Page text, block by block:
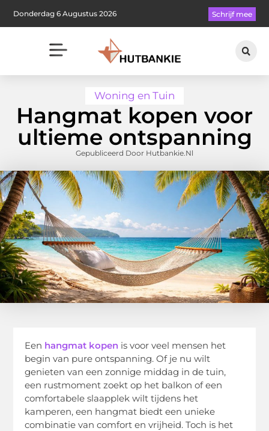
Donderdag 6 Augustus 2026 Schrijf mee
Woning en Tuin
Hangmat kopen voor
ultieme ontspanning
Gepubliceerd Door Hutbankie.nl
Een hangmat kopen is voor veel mensen het
begin van pure ontspanning. Of je nu wilt
genieten van een zonnige middag in de tuin,
een rustmoment zoekt op het balkon of een
comfortabele slaapplek wilt tijdens het
kamperen, een hangmat biedt een unieke
combinatie van comfort en vrijheid. Toch is het